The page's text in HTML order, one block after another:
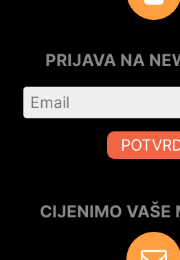
PRIJAVA NA
CIJENIMO VAŠE